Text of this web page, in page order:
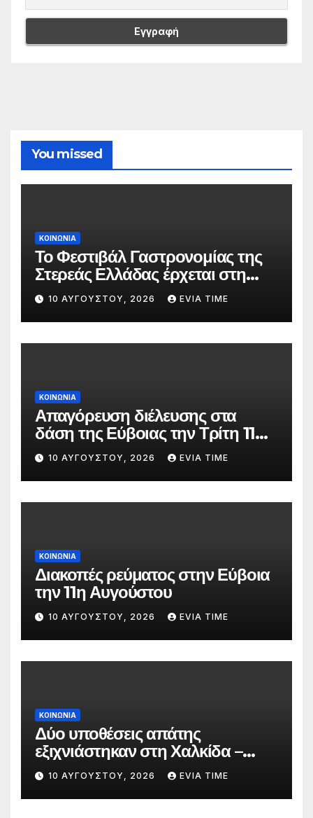
You missed
ΚΟΙΝΩΝΙΑ
Το Φεστιβάλ Γαστρονομίας της
Στερεάς Ελλάδας έρχεται στη
Λίμνη και τη Στενή
10 ΑΥΓΟΎΣΤΟΥ, 2026 EVIA TIME
ΚΟΙΝΩΝΙΑ
Απαγόρευση διέλευσης στα
δάση της Εύβοιας την Τρίτη 11
Αυγούστου λόγω πολύ υψηλού
κινδύνου πυρκαγιάς
10 ΑΥΓΟΎΣΤΟΥ, 2026 EVIA TIME
ΚΟΙΝΩΝΙΑ
Διακοπές ρεύματος στην Εύβοια
την 11η Αυγούστου
10 ΑΥΓΟΎΣΤΟΥ, 2026 EVIA TIME
ΚΟΙΝΩΝΙΑ
Δύο υποθέσεις απάτης
εξιχνιάστηκαν στη Χαλκίδα –
Τέσσερα άτομα ταυτοποιήθηκαν
10 ΑΥΓΟΎΣΤΟΥ, 2026 EVIA TIME